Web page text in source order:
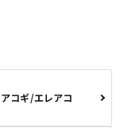
アコギ/エレアコ